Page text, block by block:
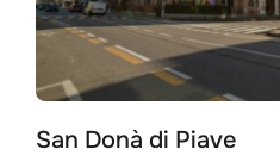
San Donà di Piave